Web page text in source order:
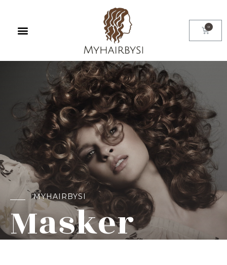
MYHAIRBYSI
Masker